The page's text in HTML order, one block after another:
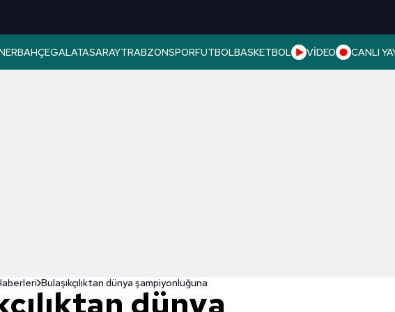
GALATASARAYTRABZONSPORFUTBOLBASKETBOL VİDEO CANLI
Bulaşıkçılıktan dünya şampiyonluğuna
dünya